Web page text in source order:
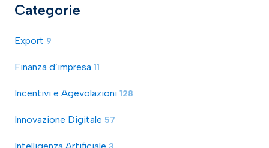
Categorie
Export 9
Finanza d’impresa 11
Incentivi e Agevolazioni 128
Innovazione Digitale 57
3